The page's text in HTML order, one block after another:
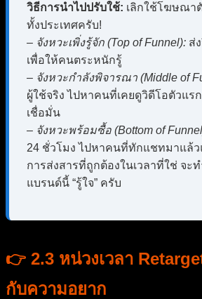
วิธีการนำไปปรับใช้: เลิกใช้โฆษณา
ทั้งประเทศครับ!
– จังหวะเพิ่งรู้จัก (Top of Funnel): ส่
เพื่อให้คนตระหนักรู้
– จังหวะกำลังพิจารณา (Middle of
ผู้ใช้จริง ไปหาคนที่เคยดูวิดีโอตัวแร
เชื่อมั่น
– จังหวะพร้อมซื้อ (Bottom of
24 ชั่วโมง ไปหาคนที่ทักแชทมาแล้ว
การส่งสารที่ถูกต้องในเวลาที่ใช่ จะ
แบรนด์นี้ “รู้ใจ” ครับ
👉 2.3 หน่วงเวลา
กับความอยาก